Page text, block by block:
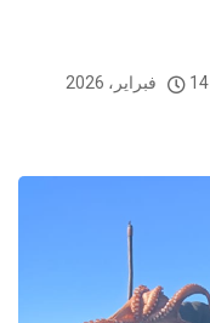
14 فبراير، 2026